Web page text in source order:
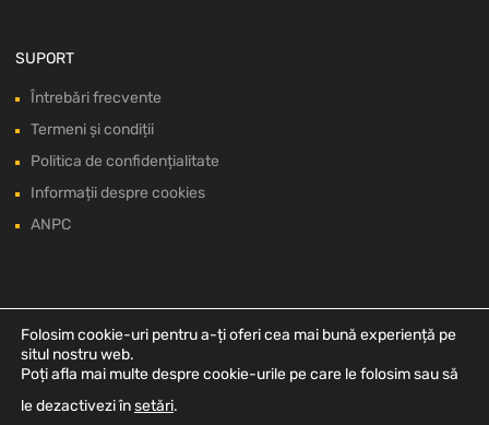
SUPORT
Întrebări frecvente
Termeni și condiții
Politica de confidențialitate
Informații despre cookies
ANPC
Folosim cookie-uri pentru a-ți oferi cea mai bună experiență pe
situl nostru web.
Poți afla mai multe despre cookie-urile pe care le folosim sau să
le dezactivezi însetări.